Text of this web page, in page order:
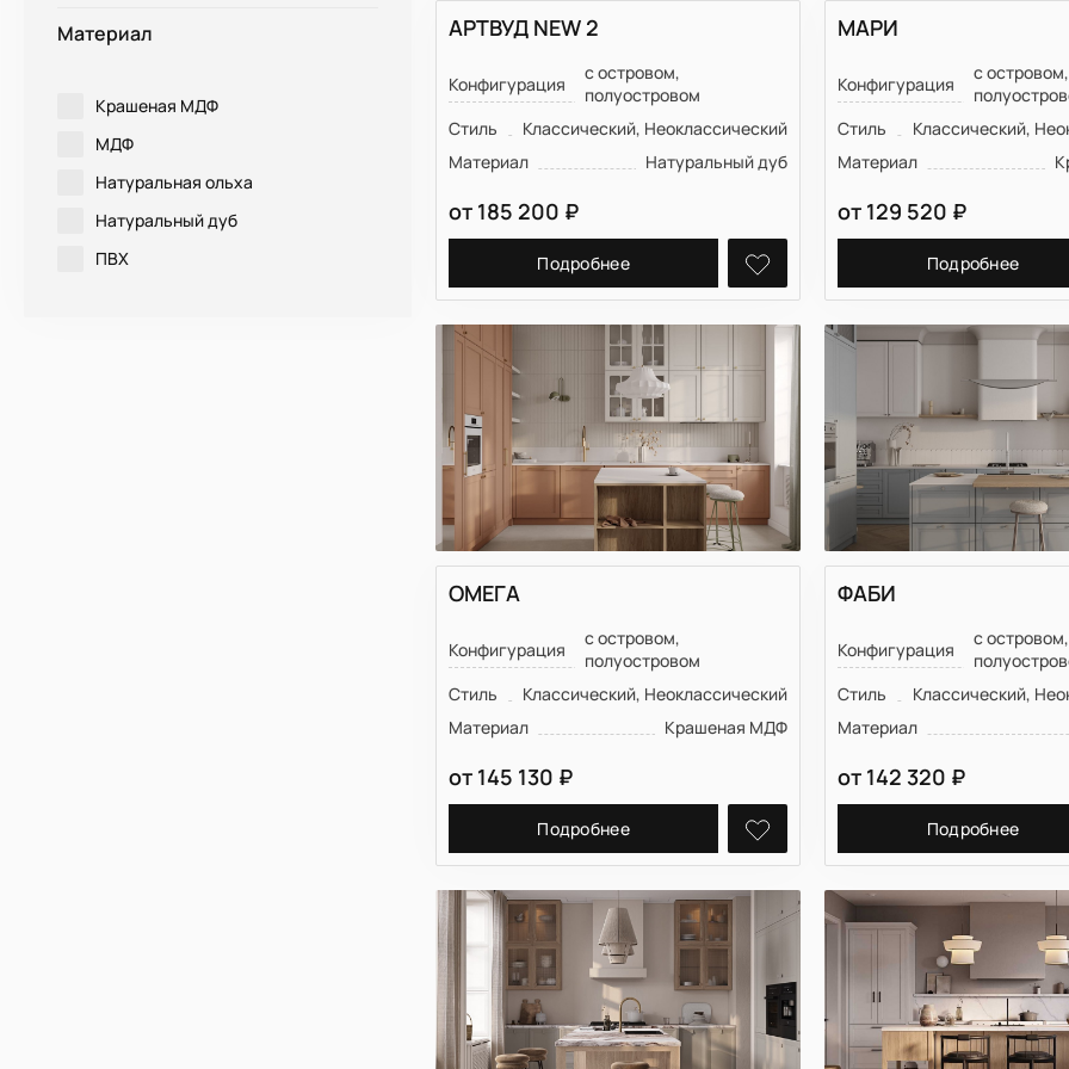
Материал
Крашеная МДФ
МДФ
Натуральная ольха
Натуральный дуб
ПВХ
АРТВУД NEW 2
Конфигурация
с островом,
полуостровом
Стиль
Классический, Неоклассический
Материал
Натуральный дуб
от 185 200 ₽
Подробнее
МАРИ
Конфигурация
с островом,
Стиль
Классический,
Материал
от 129 520 ₽
Подробнее
ОМЕГА
Конфигурация
с островом,
полуостровом
Стиль
Классический, Неоклассический
Материал
Крашеная МДФ
от 145 130 ₽
Подробнее
ФАБИ
Конфигурация
с островом,
Стиль
Классический,
Материал
от 142 320 ₽
Подробнее